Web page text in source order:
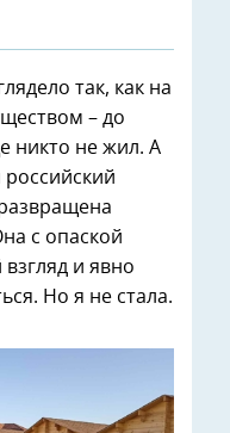
так, как на
– до
никто не жил. А
с опаской
и явно
Но я не стала.